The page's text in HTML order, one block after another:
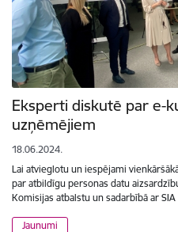
Eksperti diskutē par e-
uzņēmējiem
18.06.2024.
Lai atvieglotu un iespējami
par atbildīgu personas datu
Komisijas atbalstu un sadarbībā ar
Jaunumi